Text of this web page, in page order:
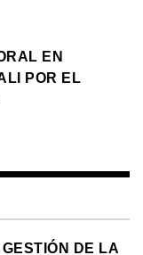
EN
POR EL
DE LA